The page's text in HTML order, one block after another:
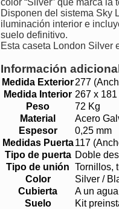
color “Silver” que marca la
Disponen del sistema Sky
iluminación interior e
suelo definitivo.
Esta caseta London Silver
Información adicional
Medida Exterior277
Medida Interior 267 x 181
Peso
72 Kg
Material
Acero
Espesor
0,25 mm
Medidas Puerta 117
Tipo de puerta Doble
Tipo de unión Tornillos,
Color
Silver /
Cubierta
A un agua
Suelo
Kit